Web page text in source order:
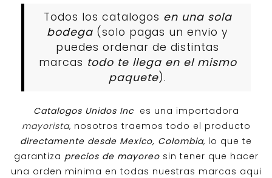
Todos los catalogos en una sola
bodega (solo pagas un envio y
puedes ordenar de distintas
marcas todo te llega en el mismo
paquete).
Catalogos Unidos Inc es una importadora
mayorista, nosotros traemos todo el producto
directamente desde Mexico, Colombia, lo que te
garantiza precios de mayoreosin tener que hacer
una orden minima en todas nuestras marcas aqui